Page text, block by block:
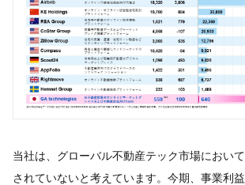
当社は、グローバル不動産テック市場におい
されていないと考えています。今期、事業利